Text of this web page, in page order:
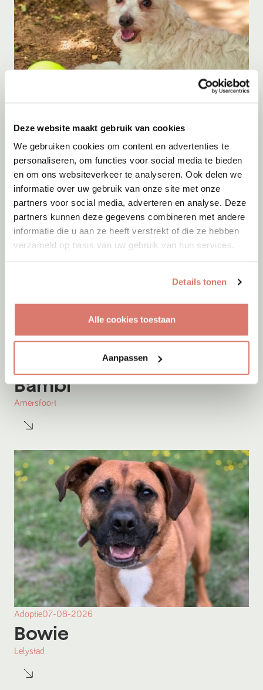
Deze website maakt gebruik van cookies
We gebruiken cookies om content en advertenties te
personaliseren, om functies voor social media te bieden
en om ons websiteverkeer te analyseren. Ook delen we
informatie over uw gebruik van onze site met onze
partners voor social media, adverteren en analyse. Deze
partners kunnen deze gegevens combineren met andere
informatie die u aan ze heeft verstrekt of die ze hebben
verzameld op basis van uw gebruik van hun services.
Details tonen
Alle cookies toestaan
Aanpassen
Brisa
Bambi
Amersfoort
Adoptie07-08-2026
Bowie
Lelystad